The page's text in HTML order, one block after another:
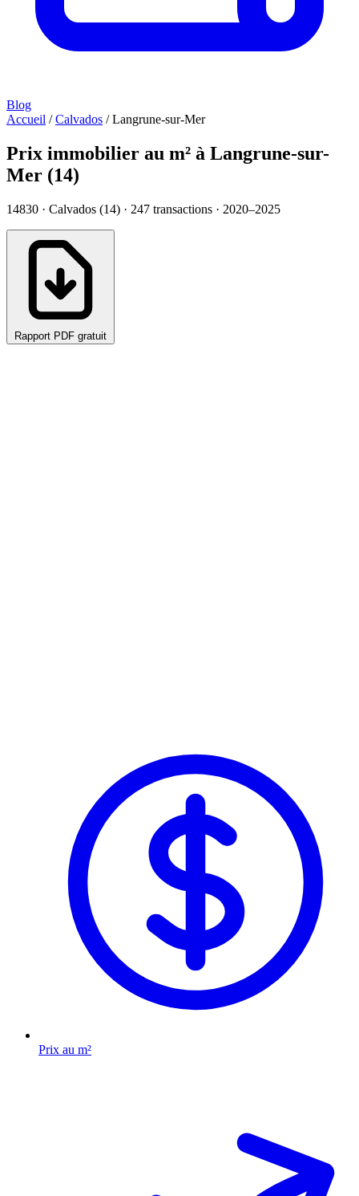
Blog
Accueil / Calvados / Langrune-sur-Mer
Prix immobilier au m² à Langrune-sur-
Mer (14)
14830 · Calvados (14) · 247 transactions · 2020–2025
Rapport PDF gratuit
Prix au m²